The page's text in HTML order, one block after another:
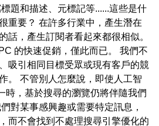
題和描述、元標記等......這些是什
重要？ 在許多行業中，產生潛在
話，產生訂閱者看起來都很相似。
的快速促銷，僅此而已。 我們不
吸引相同目標受眾或現有客戶的競
。 不管別人怎麼說，即使人工智
時，基於搜尋的瀏覽仍將伴隨我們
對某事感興趣或需要特定訊息，
而不會找到不處理搜尋引擎優化的